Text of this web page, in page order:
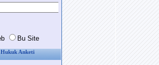
Hukuk Anketi